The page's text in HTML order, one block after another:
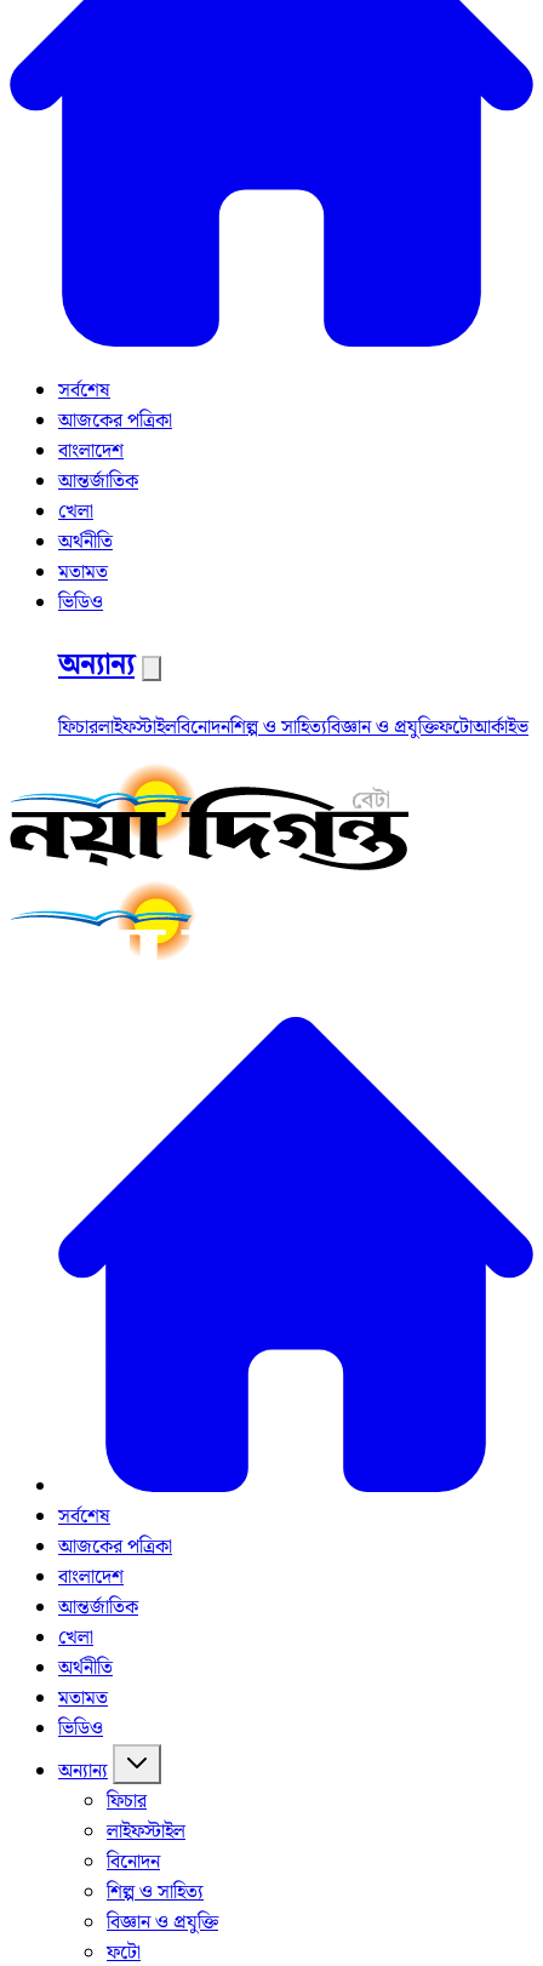
সর্বশেষ
আজকের পত্রিকা
বাংলাদেশ
আন্তর্জাতিক
খেলা
অর্থনীতি
মতামত
ভিডিও
অন্যান্য
ফিচারলাইফস্টাইলবিনোদনশিল্প ও সাহিত্যবিজ্ঞান ও প্রযুক্তিফটোআর্কাইভ
সর্বশেষ
আজকের পত্রিকা
বাংলাদেশ
আন্তর্জাতিক
খেলা
অর্থনীতি
মতামত
ভিডিও
অন্যান্য
ফিচার
লাইফস্টাইল
বিনোদন
শিল্প ও সাহিত্য
বিজ্ঞান ও প্রযুক্তি
ফটো